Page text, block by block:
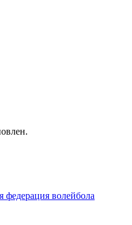
волейбола